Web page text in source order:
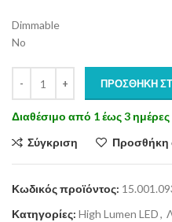
Dimmable
No
ΠΡΟΣΘΉΚΗ
Διαθέσιμο από 1 έως 3 ημέρες
Σύγκριση
Προσθήκη
Κωδικός προϊόντος:
Κατηγορίες: High Lumen LED,